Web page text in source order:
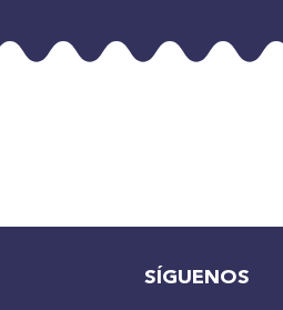
SÍGUENOS